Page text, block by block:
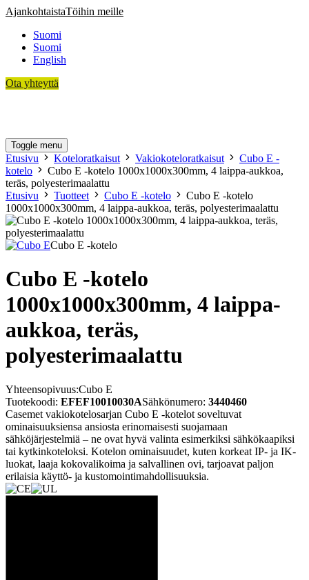
Siirry
AjankohtaistaTöihin meille
Suomi
Suomi
English
Ota yhteyttä
Toggle menu
Etusivu Koteloratkaisut Vakiokoteloratkaisut
Cubo E -
kotelo
Cubo E -kotelo 1000x1000x300mm, 4 laippa-aukkoa,
teräs, polyesterimaalattu
Etusivu
Tuotteet Cubo E -kotelo
Cubo E -kotelo
1000x1000x300mm, 4 laippa-aukkoa, teräs, polyesterimaalattu
Cubo E -kotelo
Cubo E -kotelo
1000x1000x300mm, 4 laippa-
aukkoa, teräs,
polyesterimaalattu
Yhteensopivuus:Cubo E
Tuotekoodi: EFEF10010030ASähkönumero: 3440460
Casemet vakiokotelosarjan Cubo E -kotelot soveltuvat
ominaisuuksiensa ansiosta erinomaisesti suojamaan
sähköjärjestelmiä – ne ovat hyvä valinta esimerkiksi sähkökaapiksi
tai kytkinkoteloksi. Kotelon ominaisuudet, kuten korkeat IP- ja IK-
luokat, laaja kokovalikoima ja salvallinen ovi, tarjoavat paljon
erilaisia käyttö- ja kustomointimahdollisuuksia.